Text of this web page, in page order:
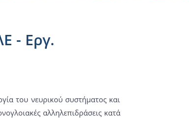
- Εργ.
του νευρικού συστήματος και
αλληλεπιδράσεις κατά